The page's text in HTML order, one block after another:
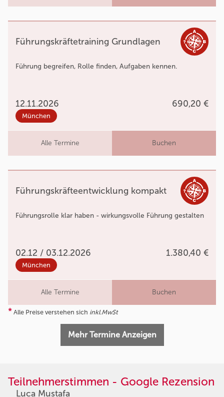
Führungskräftetraining Grundlagen
Führung begreifen, Rolle finden, Aufgaben kennen.
12.11.2026 690,20 €
München
Alle Termine Buchen
Führungskräfteentwicklung kompakt
Führungsrolle klar haben - wirkungsvolle Führung gestalten
02.12 / 03.12.2026 1.380,40 €
München
Alle Termine Buchen
* Alle Preise verstehen sich inkl.MwSt
Mehr Termine Anzeigen
Teilnehmerstimmen - Google Rezension
Luca Mustafa